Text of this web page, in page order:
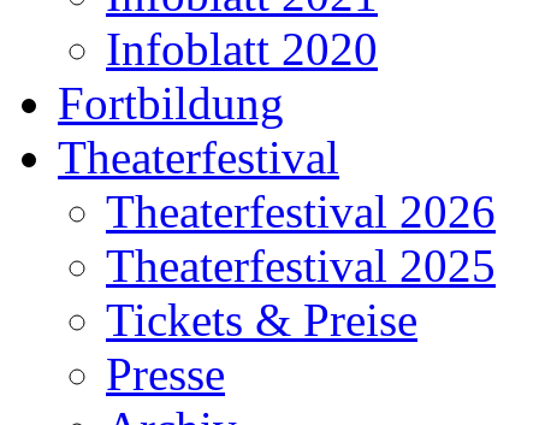
Infoblatt 2020
Fortbildung
Theaterfestival
Theaterfestival 2026
Theaterfestival 2025
Tickets & Preise
Presse